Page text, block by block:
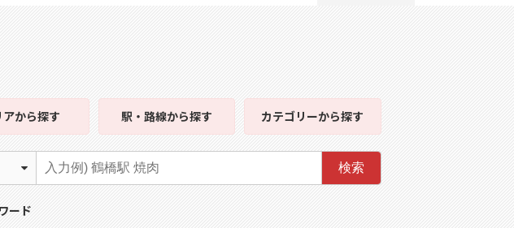
アから探す 駅・路線から探す カテゴリーから探す
検索
ード